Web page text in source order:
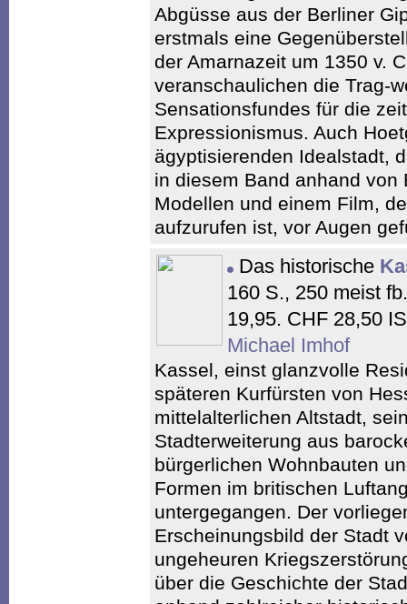
Abgüsse aus der Berliner
erstmals eine
der Amarnazeit um 1350 v.
veranschaulichen die Trag-
Sensationsfundes für die
Expressionismus. Auch
ägyptisierenden Idealstadt,
in diesem Band anhand
Modellen und einem Film,
aufzurufen ist, vor Augen
Das historische
160 S., 250 meist
19,95. CHF 28,50
Michael Imhof
Kassel, einst glanzvolle
späteren Kurfürsten von
mittelalterlichen Altstadt,
Stadterweiterung aus
bürgerlichen Wohnbauten
Formen im britischen
untergegangen. Der
Erscheinungsbild der Stadt
ungeheuren
über die Geschichte der